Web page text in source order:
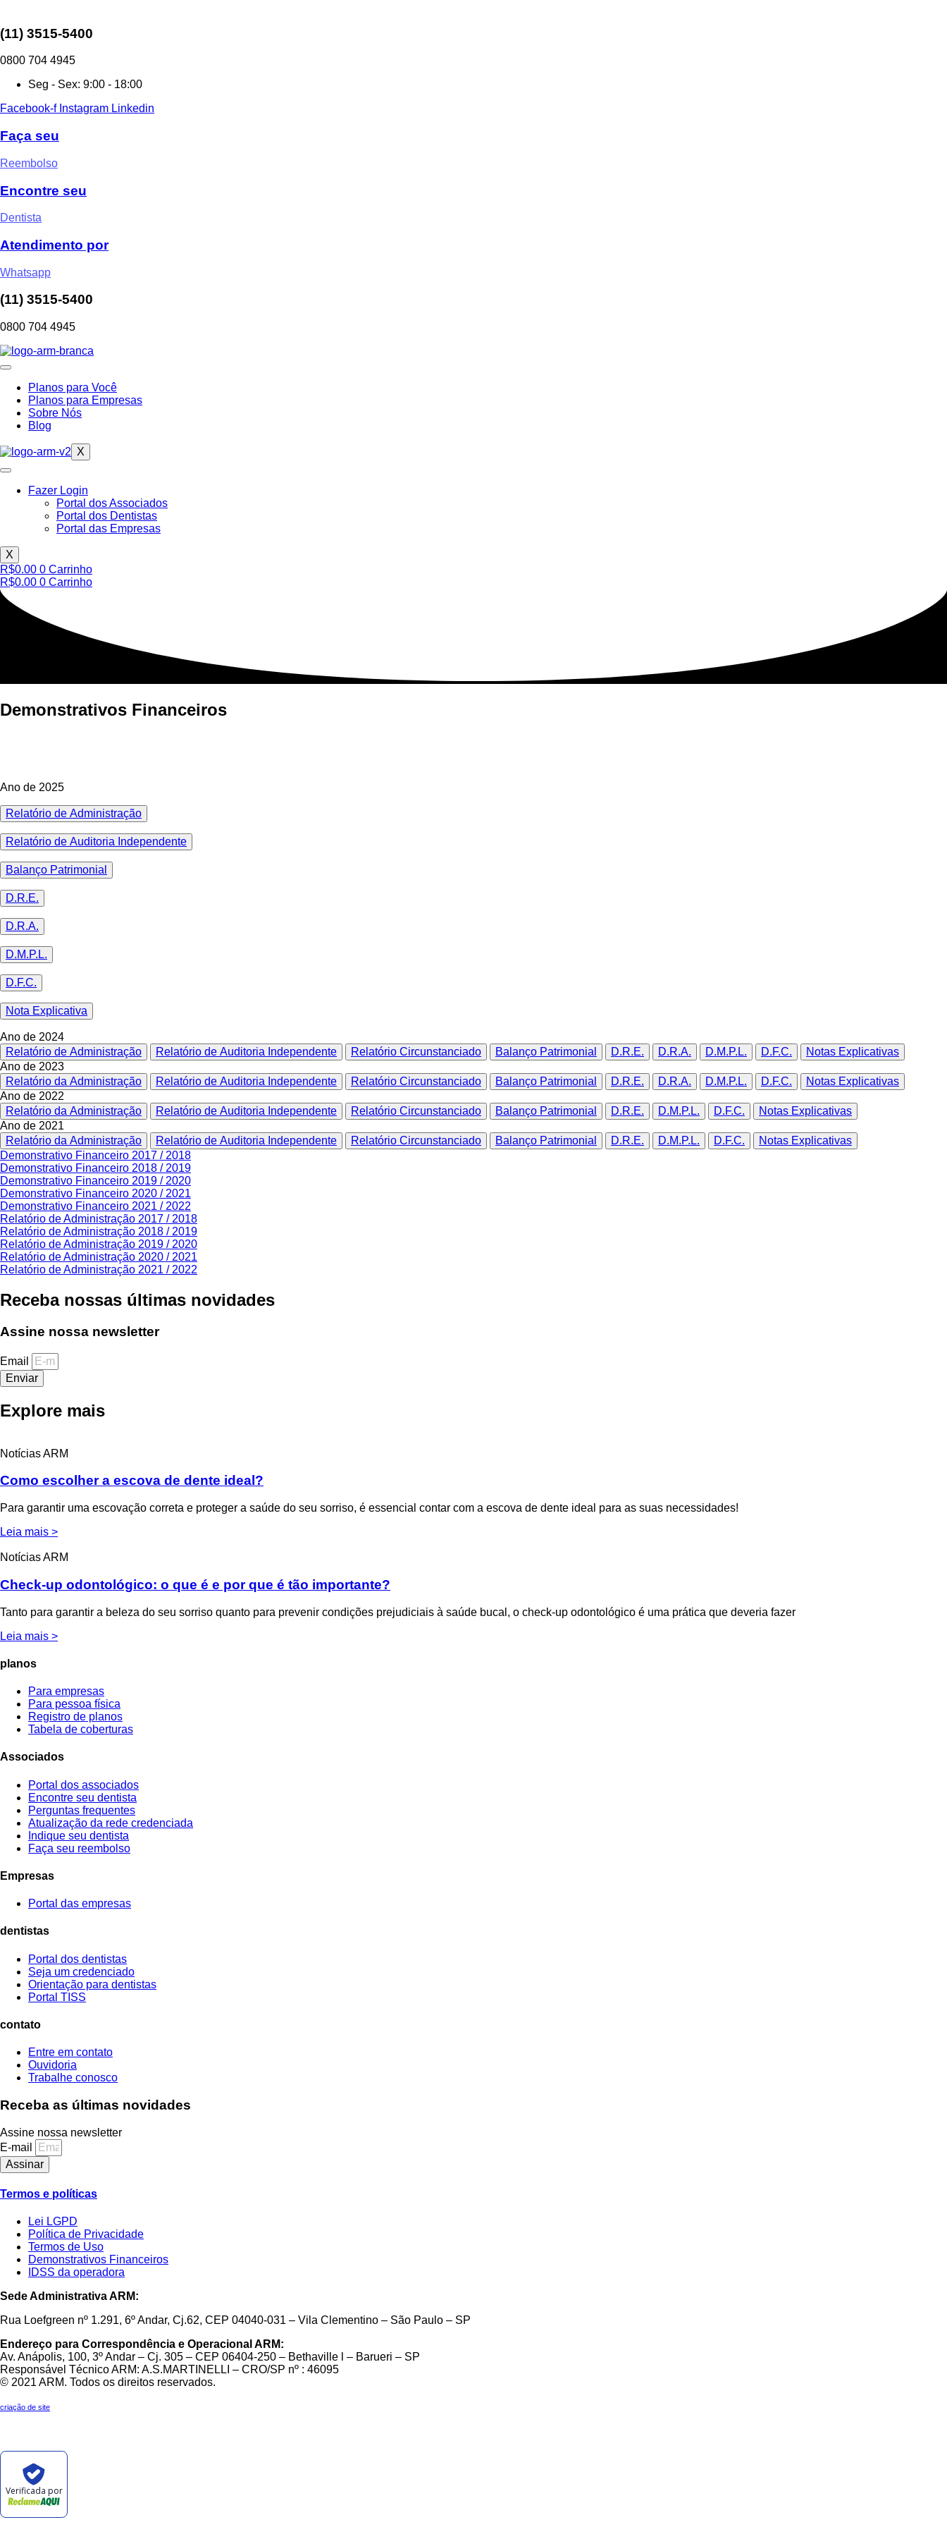
o
conteúdo
(11) 3515-5400
0800 704 4945
Seg - Sex: 9:00 - 18:00
Facebook-f Instagram Linkedin
Faça seu
Reembolso
Encontre seu
Dentista
Atendimento por
Whatsapp
(11) 3515-5400
0800 704 4945
Planos para Você
Planos para Empresas
Sobre Nós
Blog
X
Fazer Login
Portal dos Associados
Portal dos Dentistas
Portal das Empresas
X
R$0.00 0 Carrinho
R$0.00 0 Carrinho
Demonstrativos Financeiros
Ano de 2025
Relatório de Administração
Relatório de Auditoria Independente
Balanço Patrimonial
D.R.E.
D.R.A.
D.M.P.L.
D.F.C.
Nota Explicativa
Ano de 2024
Relatório de Administração
Relatório de Auditoria Independente Relatório Circunstanciado Balanço Patrimonial D.R.E. D.R.A. D.M.P.L. D.F.C.
Notas Explicativas
Ano de 2023
Relatório da Administração
Relatório de Auditoria Independente Relatório Circunstanciado Balanço Patrimonial D.R.E. D.R.A. D.M.P.L. D.F.C.
Notas Explicativas
Ano de 2022
Relatório da Administração
Relatório de Auditoria Independente Relatório Circunstanciado Balanço Patrimonial D.R.E. D.M.P.L. D.F.C.
Notas Explicativas
Ano de 2021
Relatório da Administração
Relatório de Auditoria Independente Relatório Circunstanciado Balanço Patrimonial D.R.E. D.M.P.L. D.F.C.
Notas Explicativas
Demonstrativo Financeiro 2017 / 2018
Demonstrativo Financeiro 2018 / 2019
Demonstrativo Financeiro 2019 / 2020
Demonstrativo Financeiro 2020 / 2021
Demonstrativo Financeiro 2021 / 2022
Relatório de Administração 2017 / 2018
Relatório de Administração 2018 / 2019
Relatório de Administração 2019 / 2020
Relatório de Administração 2020 / 2021
Relatório de Administração 2021 / 2022
Receba nossas últimas novidades
Assine nossa newsletter
Email
Enviar
Explore mais
Notícias ARM
Como escolher a escova de dente ideal?
Para garantir uma escovação correta e proteger a saúde do seu sorriso, é essencial contar com a escova de dente ideal para as suas necessidades!
Leia mais >
Notícias ARM
Check-up odontológico: o que é e por que é tão importante?
Tanto para garantir a beleza do seu sorriso quanto para prevenir condições prejudiciais à saúde bucal, o check-up odontológico é uma prática que deveria fazer
Leia mais >
planos
Para empresas
Para pessoa física
Registro de planos
Tabela de coberturas
Associados
Portal dos associados
Encontre seu dentista
Perguntas frequentes
Atualização da rede credenciada
Indique seu dentista
Faça seu reembolso
Empresas
Portal das empresas
dentistas
Portal dos dentistas
Seja um credenciado
Orientação para dentistas
Portal TISS
contato
Entre em contato
Ouvidoria
Trabalhe conosco
Receba as últimas novidades
Assine nossa newsletter
E-mail
Assinar
Termos e políticas
Lei LGPD
Política de Privacidade
Termos de Uso
Demonstrativos Financeiros
IDSS da operadora
Sede Administrativa ARM:
Rua Loefgreen nº 1.291, 6º Andar, Cj.62, CEP 04040-031 – Vila Clementino – São Paulo – SP
Endereço para Correspondência e Operacional ARM:
Av. Anápolis, 100, 3º Andar – Cj. 305 – CEP 06404-250 – Bethaville l – Barueri – SP
Responsável Técnico ARM: A.S.MARTINELLI – CRO/SP nº : 46095
© 2021 ARM. Todos os direitos reservados.
criação de site
Verificada por